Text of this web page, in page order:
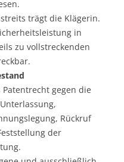
trägt die Klägerin.
in
zu vollstreckenden
gegen die
Rückruf
der